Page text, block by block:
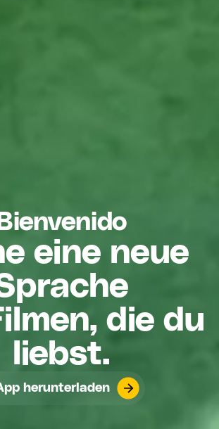
欢迎
eine neue
die du
liebst.
herunterladen